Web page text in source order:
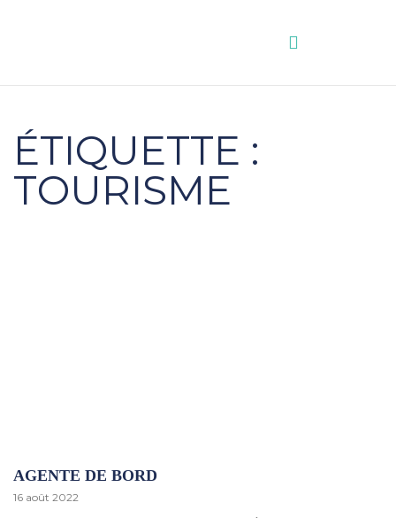
ÉTIQUETTE :
TOURISME
AGENTE DE BORD
16 août 2022